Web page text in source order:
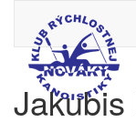
Jakubis